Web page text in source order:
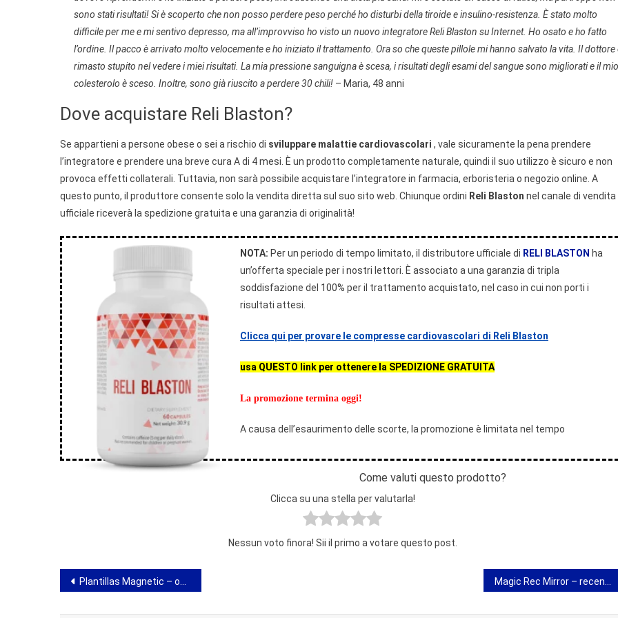
sono stati risultati! Si è scoperto che non posso perdere peso perché ho disturbi della tiroide e insulino-resistenza. È stato molto
difficile per me e mi sentivo depresso, ma all’improvviso ho visto un nuovo integratore Reli Blaston su Internet. Ho osato e ho fatto
l’ordine. Il pacco è arrivato molto velocemente e ho iniziato il trattamento. Ora so che queste pillole mi hanno salvato la vita. Il dottore
rimasto stupito nel vedere i miei risultati. La mia pressione sanguigna è scesa, i risultati degli esami del sangue sono migliorati e il mio
colesterolo è sceso. Inoltre, sono già riuscito a perdere 30 chili! – Maria, 48 anni
Dove acquistare Reli Blaston?
Se appartieni a persone obese o sei a rischio di sviluppare malattie cardiovascolari , vale sicuramente la pena prendere
l’integratore e prendere una breve cura A di 4 mesi. È un prodotto completamente naturale, quindi il suo utilizzo è sicuro e non
provoca effetti collaterali. Tuttavia, non sarà possibile acquistare l’integratore in farmacia, erboristeria o negozio online. A
questo punto, il produttore consente solo la vendita diretta sul suo sito web. Chiunque ordini Reli Blaston nel canale di vendita
ufficiale riceverà la spedizione gratuita e una garanzia di originalità!
NOTA: Per un periodo di tempo limitato, il distributore ufficiale di RELI BLASTON ha
un’offerta speciale per i nostri lettori. È associato a una garanzia di tripla
soddisfazione del 100% per il trattamento acquistato, nel caso in cui non porti i
risultati attesi.
Clicca qui per provare le compresse cardiovascolari di Reli Blaston
usa QUESTO link per ottenere la SPEDIZIONE GRATUITA
La promozione termina oggi!
A causa dell’esaurimento delle scorte, la promozione è limitata nel tempo
Come valuti questo prodotto?
Clicca su una stella per valutarla!
Nessun voto finora! Sii il primo a votare questo post.
Navigazione
articoli
Plantillas Magnetic – opinioni, proprietà, azione, negozio, dove acquistare